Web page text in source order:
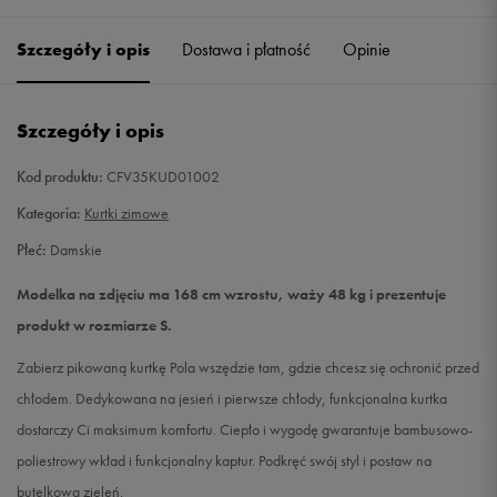
M Powiadom o dostępności
Szczegóły i opis Dostawa i płatność Opinie
Szczegóły i opis
Kod produktu: CFV35KUD01002
Kategoria: Kurtki zimowe
Płeć: Damskie
Modelka na zdjęciu ma 168 cm wzrostu, waży 48 kg i prezentuje
produkt w rozmiarze S.
Zabierz pikowaną kurtkę Pola wszędzie tam, gdzie chcesz się ochronić przed
chłodem. Dedykowana na jesień i pierwsze chłody, funkcjonalna kurtka
dostarczy Ci maksimum komfortu. Ciepło i wygodę gwarantuje bambusowo-
poliestrowy wkład i funkcjonalny kaptur. Podkręć swój styl i postaw na
butelkową zieleń.